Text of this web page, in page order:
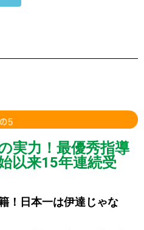
実力！最優秀指導
以来15年連続受
！日本一は伊達じゃな